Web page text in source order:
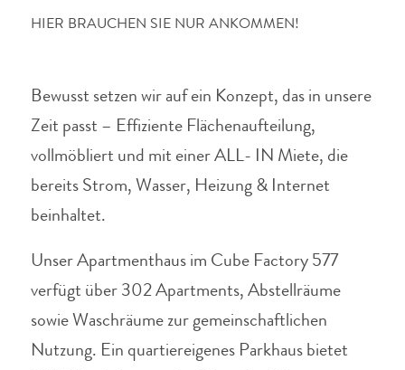
HIER BRAUCHEN SIE NUR ANKOMMEN!
Bewusst setzen wir auf ein Konzept, das in unsere
Zeit passt – Effiziente Flächenaufteilung,
vollmöbliert und mit einer ALL- IN Miete, die
bereits Strom, Wasser, Heizung & Internet
beinhaltet.
Unser Apartmenthaus im Cube Factory 577
verfügt über 302 Apartments, Abstellräume
sowie Waschräume zur gemeinschaftlichen
Nutzung. Ein quartiereigenes Parkhaus bietet